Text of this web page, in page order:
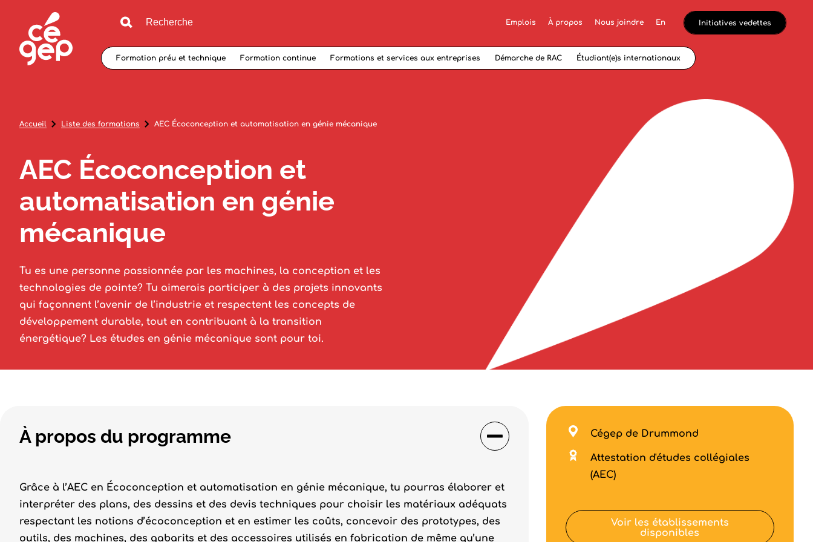
Emplois À propos Nous joindre En Initiatives vedettes
Formation préu et technique Formation continue Formations et services aux entreprises Démarche de RAC Étudiant(e)s internationaux
Accueil Liste des formations AEC Écoconception et automatisation en génie mécanique
AEC Écoconception et
automatisation en génie
mécanique
Tu es une personne passionnée par les machines, la conception et les
technologies de pointe? Tu aimerais participer à des projets innovants
qui façonnent l’avenir de l’industrie et respectent les concepts de
développement durable, tout en contribuant à la transition
énergétique? Les études en génie mécanique sont pour toi.
À propos du programme
Grâce à l’AEC en Écoconception et automatisation en génie mécanique, tu pourras élaborer et
interpréter des plans, des dessins et des devis techniques pour choisir les matériaux adéquats
respectant les notions d’écoconception et en estimer les coûts, concevoir des prototypes, des
outils, des machines, des gabarits et des accessoires utilisés en fabrication de même qu’une
Cégep de Drummond
Attestation d'études collégiales
(AEC)
Voir les établissements
disponibles